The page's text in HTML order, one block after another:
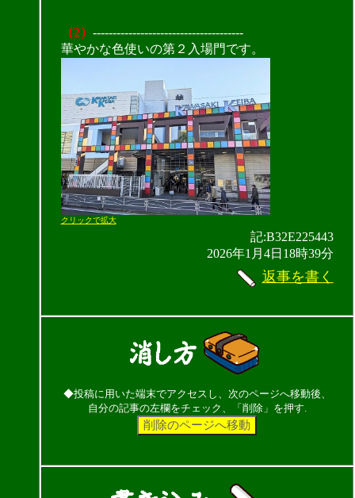
（2） --------------------------------------
華やかな色使いの第２入場門です。
クリックで拡大
記:B32E225443
2026年1月4日18時39分
返事を書く
◆投稿に用いた端末でアクセスし、次のページへ移動後、
自分の記事の左欄をチェック、「削除」を押す.